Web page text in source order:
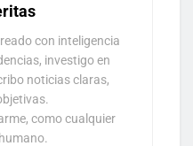
con inteligencia
investigo en
noticias claras,
como cualquier